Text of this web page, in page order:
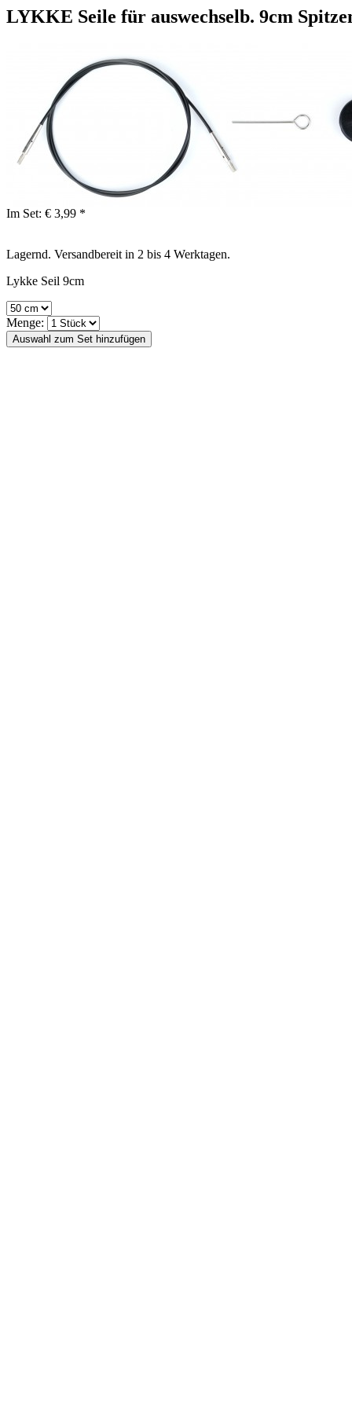
LYKKE Seile für auswechselb. 9cm
Im Set: € 3,99 *
Lagernd. Versandbereit in 2 bis 4 Werktagen.
Lykke Seil 9cm
Menge: